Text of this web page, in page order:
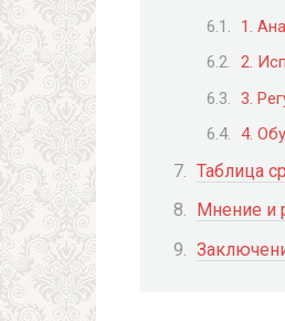
1.
2.
3.
4.
Таблица
Мнение и